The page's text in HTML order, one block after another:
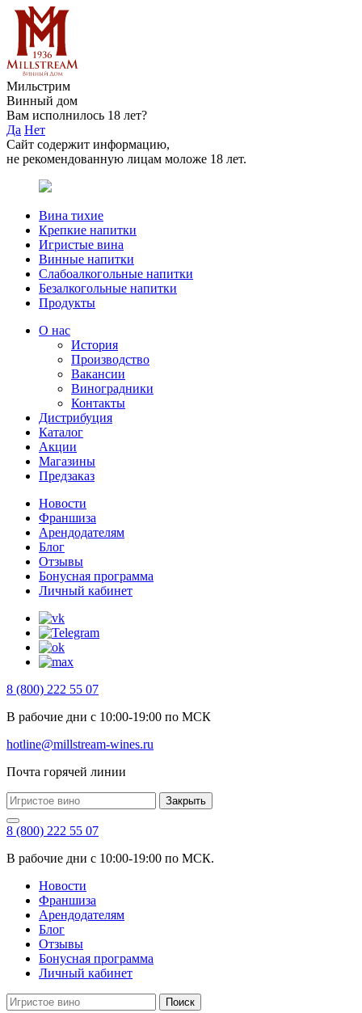
Мильстрим
Винный дом
Вам исполнилось 18 лет?
Да Нет
Сайт содержит информацию,
не рекомендованную лицам моложе 18 лет.
Вина тихие
Крепкие напитки
Игристые вина
Винные напитки
Слабоалкогольные напитки
Безалкогольные напитки
Продукты
О нас
История
Производство
Вакансии
Виноградники
Контакты
Дистрибуция
Каталог
Акции
Магазины
Предзаказ
Новости
Франшиза
Арендодателям
Блог
Отзывы
Бонусная программа
Личный кабинет
8 (800) 222 55 07
В рабочие дни с 10:00-19:00 по МСК
hotline@millstream-wines.ru
Почта горячей линии
Закрыть
8 (800) 222 55 07
В рабочие дни с 10:00-19:00 по МСК.
Новости
Франшиза
Арендодателям
Блог
Отзывы
Бонусная программа
Личный кабинет
Поиск